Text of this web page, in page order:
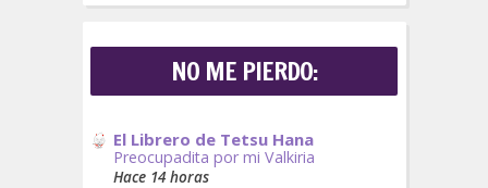
NO ME PIERDO:
El Librero de Tetsu Hana
Preocupadita por mi Valkiria
Hace 14 horas